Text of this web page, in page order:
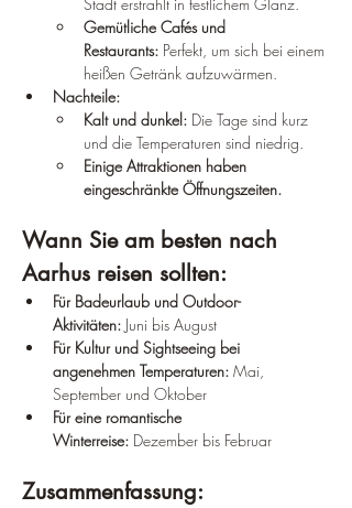
Gemütliche Cafés und
Restaurants: Perfekt, um sich bei einem
heißen Getränk aufzuwärmen.
Nachteile:
Kalt und dunkel: Die Tage sind kurz
und die Temperaturen sind niedrig.
Einige Attraktionen haben
eingeschränkte Öffnungszeiten.
Wann Sie am besten nach
Aarhus reisen sollten:
Für Badeurlaub und Outdoor-
Aktivitäten: Juni bis August
Für Kultur und Sightseeing bei
angenehmen Temperaturen: Mai,
September und Oktober
Für eine romantische
Winterreise: Dezember bis Februar
Zusammenfassung: